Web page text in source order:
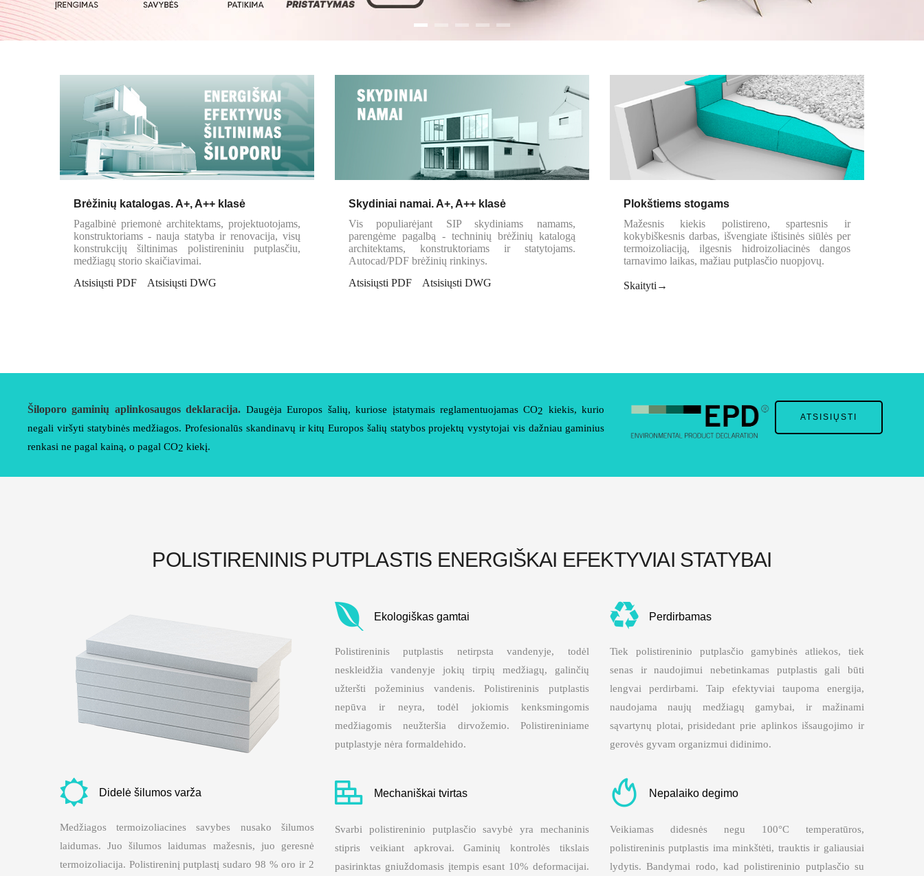
Brėžinių katalogas. A+, A++ klasė
Pagalbinė priemonė architektams, projektuotojams,
konstruktoriams - nauja statyba ir renovacija, visų
konstrukcijų šiltinimas polistireniniu putplasčiu,
medžiagų storio skaičiavimai.
Atsisiųsti PDF
Atsisiųsti DWG
Skydiniai namai. A+, A++ klasė
Vis populiarėjant SIP skydiniams namams,
parengėme pagalbą - techninių brėžinių katalogą
architektams, konstruktoriams ir statytojams.
Autocad/PDF brėžinių rinkinys.
Atsisiųsti PDF
Atsisiųsti DWG
Plokštiems stogams
Mažesnis kiekis polistireno, spartesnis ir
kokybiškesnis darbas, išvengiate ištisinės siūlės per
termoizoliaciją, ilgesnis hidroizoliacinės dangos
tarnavimo laikas, mažiau putplasčio nuopjovų.
Skaityti→
Šiloporo gaminių aplinkosaugos deklaracija. Daugėja Europos šalių, kuriose įstatymais reglamentuojamas CO2 kiekis, kurio
negali viršyti statybinės medžiagos. Profesionalūs skandinavų ir kitų Europos šalių statybos projektų vystytojai vis dažniau gaminius
renkasi ne pagal kainą, o pagal CO2 kiekį.
ATSISIŲSTI
POLISTIRENINIS PUTPLASTIS ENERGIŠKAI EFEKTYVIAI STATYBAI
Ekologiškas gamtai
Polistireninis putplastis netirpsta vandenyje, todėl
neskleidžia vandenyje jokių tirpių medžiagų, galinčių
užteršti požeminius vandenis. Polistireninis putplastis
nepūva ir neyra, todėl jokiomis kenksmingomis
medžiagomis neužteršia dirvožemio. Polistireniniame
putplastyje nėra formaldehido.
Perdirbamas
Tiek polistireninio putplasčio gamybinės atliekos, tiek
senas ir naudojimui nebetinkamas putplastis gali būti
lengvai perdirbami. Taip efektyviai taupoma energija,
naudojama naujų medžiagų gamybai, ir mažinami
sąvartynų plotai, prisidedant prie aplinkos išsaugojimo ir
gerovės gyvam organizmui didinimo.
Didelė šilumos varža
Medžiagos termoizoliacines savybes nusako šilumos
laidumas. Juo šilumos laidumas mažesnis, juo geresnė
termoizoliacija. Polistireninį putplastį sudaro 98 % oro ir 2
Mechaniškai tvirtas
Svarbi polistireninio putplasčio savybė yra mechaninis
stipris veikiant apkrovai. Gaminių kontrolės tikslais
pasirinktas gniuždomasis įtempis esant 10% deformacijai.
Nepalaiko degimo
Veikiamas didesnės negu 100°C temperatūros,
polistireninis putplastis ima minkštėti, trauktis ir galiausiai
lydytis. Bandymai rodo, kad polistireninio putplasčio su